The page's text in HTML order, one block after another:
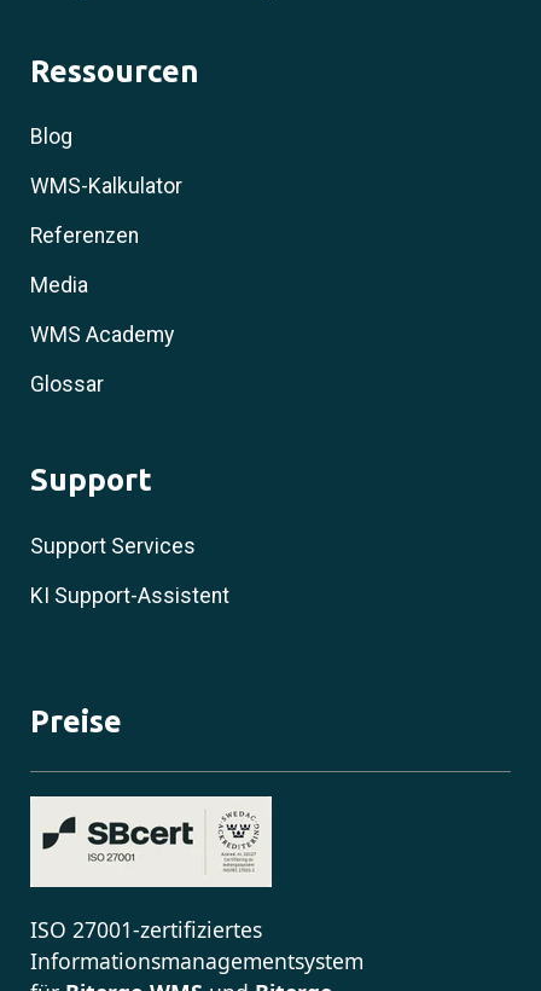
Ressourcen
Blog
WMS-Kalkulator
Referenzen
Media
WMS Academy
Glossar
Support
Support Services
KI Support-Assistent
Preise
ISO 27001-zertifiziertes
Informationsmanagementsystem